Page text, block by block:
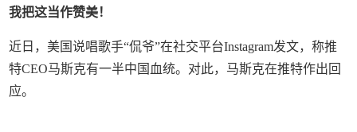
我把这当作赞美！
近日，美国说唱歌手“侃爷”在社交平台Instagram发文，称推
特CEO马斯克有一半中国血统。对此，马斯克在推特作出回
应。